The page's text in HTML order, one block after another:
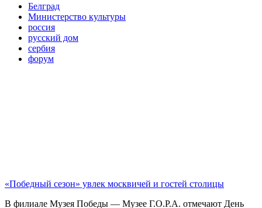
Белград
Министерство культуры
россия
русский дом
сербия
форум
«Победный сезон» увлек москвичей и гостей столицы
В филиале Музея Победы — Музее Г.О.Р.А. отмечают День